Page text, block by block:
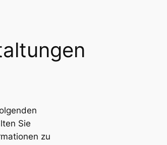
Sie
zu